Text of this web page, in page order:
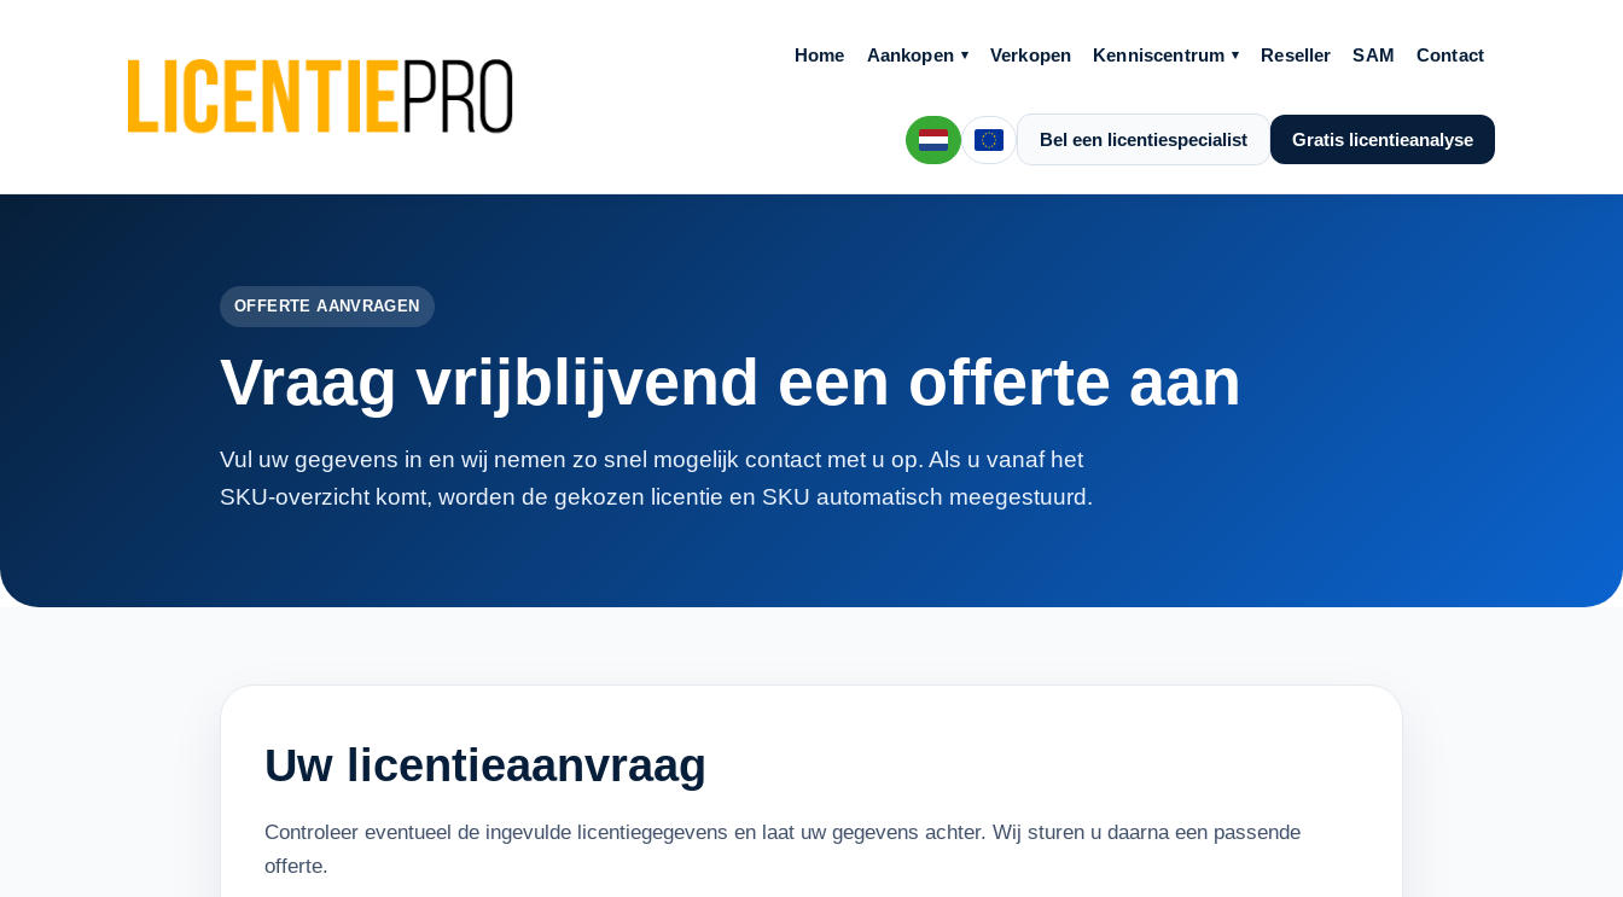
Home Aankopen Verkopen Kenniscentrum Reseller SAM Contact
Bel een licentiespecialist Gratis licentieanalyse
OFFERTE AANVRAGEN
Vraag vrijblijvend een offerte aan
Vul uw gegevens in en wij nemen zo snel mogelijk contact met u op. Als u vanaf het
SKU-overzicht komt, worden de gekozen licentie en SKU automatisch meegestuurd.
Uw licentieaanvraag
Controleer eventueel de ingevulde licentiegegevens en laat uw gegevens achter. Wij sturen u daarna een passende
offerte.